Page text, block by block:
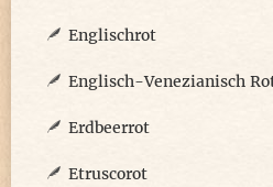
Englischrot
Englisch-Venezianisch
Erdbeerrot
Etruscorot